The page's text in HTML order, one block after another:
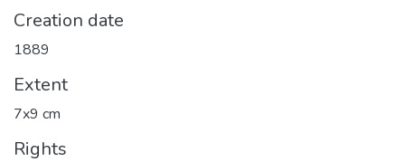
Creation date
1889
Extent
7x9 cm
Rights